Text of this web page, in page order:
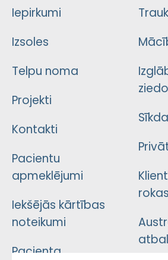
Iepirkumi
Izsoles
Telpu noma
Projekti
Kontakti
Pacientu
apmeklējumi
Iekšējās kārtības
noteikumi
Pacienta